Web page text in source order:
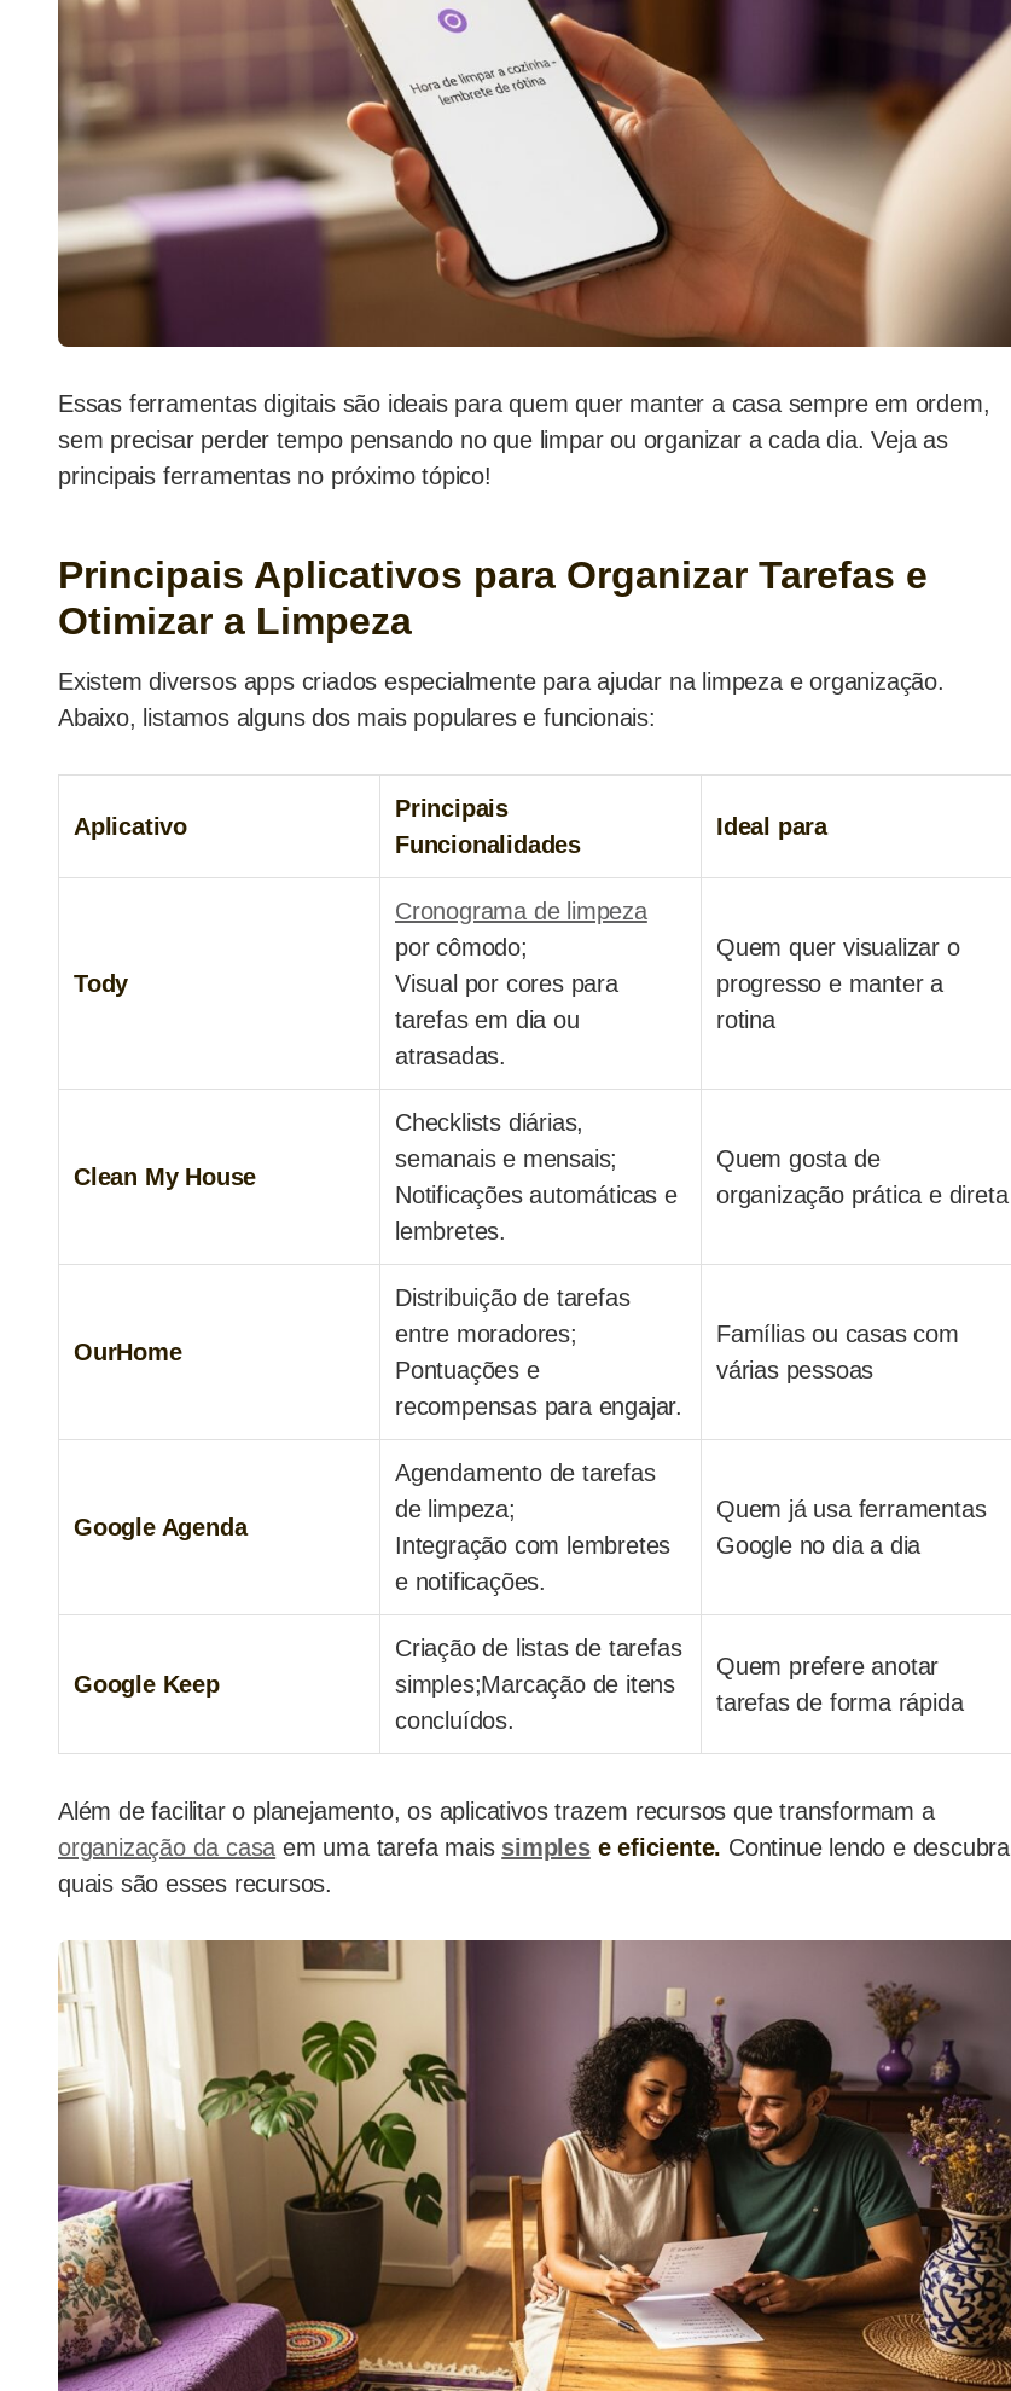
Essas ferramentas digitais são ideais para quem quer manter a casa sempre em ordem,
sem precisar perder tempo pensando no que limpar ou organizar a cada dia. Veja as
principais ferramentas no próximo tópico!
Principais Aplicativos para Organizar Tarefas e
Otimizar a Limpeza
Existem diversos apps criados especialmente para ajudar na limpeza e organização.
Abaixo, listamos alguns dos mais populares e funcionais:
Aplicativo
Principais
Funcionalidades
Ideal para
Tody
Cronograma de limpeza
por cômodo;
Visual por cores para
tarefas em dia ou
atrasadas.
Quem quer visualizar o
progresso e manter a
rotina
Clean My House
Checklists diárias,
semanais e mensais;
Notificações automáticas e
lembretes.
Quem gosta de
organização prática e direta
OurHome
Distribuição de tarefas
entre moradores;
Pontuações e
recompensas para engajar.
Famílias ou casas com
várias pessoas
Google Agenda
Agendamento de tarefas
de limpeza;
Integração com lembretes
e notificações.
Quem já usa ferramentas
Google no dia a dia
Google Keep
Criação de listas de tarefas
simples;Marcação de itens
concluídos.
Quem prefere anotar
tarefas de forma rápida
Além de facilitar o planejamento, os aplicativos trazem recursos que transformam a
organização da casa em uma tarefa mais simplese eficiente. Continue lendo e descubra
quais são esses recursos.